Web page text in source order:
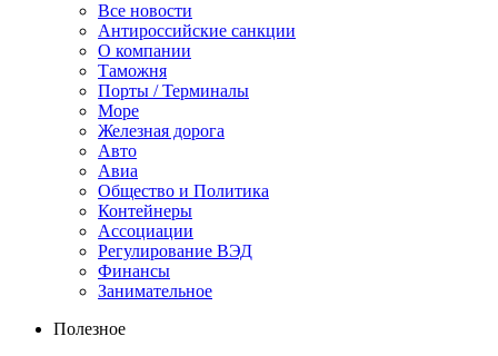
Все новости
Антироссийские санкции
О компании
Таможня
Порты / Терминалы
Море
Железная дорога
Авто
Авиа
Общество и Политика
Контейнеры
Ассоциации
Регулирование ВЭД
Финансы
Занимательное
Полезное